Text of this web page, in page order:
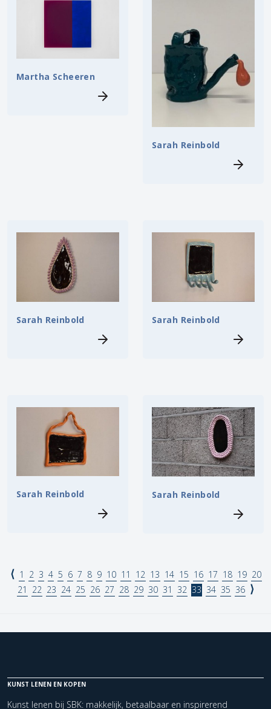
Martha Scheeren
Sarah Reinbold
Sarah Reinbold Sarah Reinbold
Sarah Reinbold Sarah Reinbold
⟨ 1 2 3 4 5 6 7 8 9 10 11 12 13 14 15 16 17 18 19 20
21
22 23 24 25 26 27 28 29 30 31 32 33 34 35 36 ⟩
KUNST LENEN EN KOPEN
Kunst lenen bij SBK: makkelijk, betaalbaar en inspirerend